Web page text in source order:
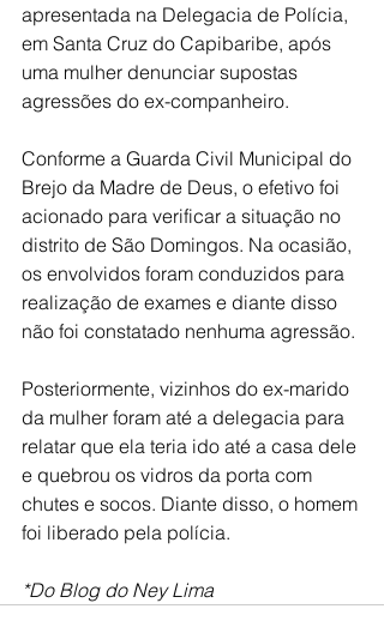
apresentada na Delegacia de Polícia,
em Santa Cruz do Capibaribe, após
uma mulher denunciar supostas
agressões do ex-companheiro.
Conforme a Guarda Civil Municipal do
Brejo da Madre de Deus, o efetivo foi
acionado para verificar a situação no
distrito de São Domingos. Na ocasião,
os envolvidos foram conduzidos para
realização de exames e diante disso
não foi constatado nenhuma agressão.
Posteriormente, vizinhos do ex-marido
da mulher foram até a delegacia para
relatar que ela teria ido até a casa dele
e quebrou os vidros da porta com
chutes e socos. Diante disso, o homem
foi liberado pela polícia.
*Do Blog do Ney Lima